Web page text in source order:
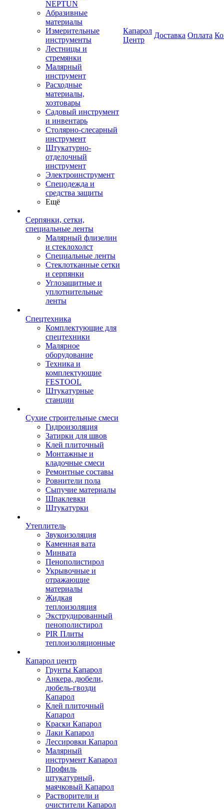
NEPTUN
Абразивные
материалы
Измерительные
инструменты
Лестницы и
стремянки
Малярный
инструмент
Расходные
материалы,
хозтовары
Садовый инструмент
и инвентарь
Столярно-слесарный
инструмент
Штукатурно-
отделочный
инструмент
Электроинструмент
Спецодежда и
средства защиты
Ещё
Серпянки, сетки,
специальные ленты
Малярный флизелин
и стеклохолст
Специальные ленты
Стеклотканные сетки
и серпянки
Углозащитные и
уплотнительные
ленты
Спецтехника
Комплектующие для
спецтехники
Малярное
оборудование
Техника и
комплектующие
FESTOOL
Штукатурные
станции
Сухие строительные смеси
Гидроизоляция
Затирки для швов
Клей плиточный
Монтажные и
кладочные смеси
Ремонтные составы
Ровнители пола
Сыпучие материалы
Шпаклевки
Штукатурки
Утеплитель
Звукоизоляция
Каменная вата
Минвата
Пенополистирол
Укрывочные и
отражающие
материалы
Жидкая
теплоизоляция
Экструдированный
пенополистирол
PIR Плиты
теплоизоляционные
Капарол центр
Грунты Капарол
Анкера, дюбели,
дюбель-гвозди
Капарол
Клей плиточный
Капарол
Краски Капарол
Лаки Капарол
Лессировки Капарол
Малярный
инструмент Капарол
Профиль
штукатурный,
маячковый Капарол
Растворители и
очистители Капарол
Капарол
Центр
Доставка Оплата